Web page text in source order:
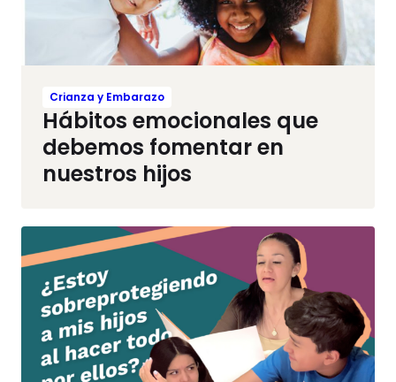
Crianza y Embarazo
Hábitos emocionales que
debemos fomentar en
nuestros hijos